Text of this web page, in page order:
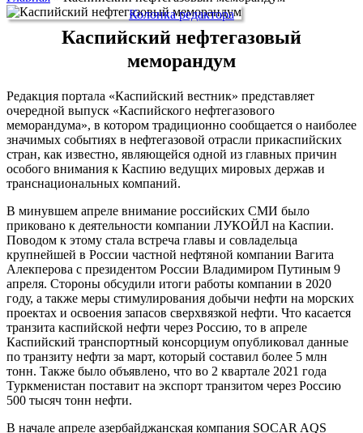
Колонка редактора
Каспийский нефтегазовый
меморандум
Редакция портала «Каспийский вестник» представляет
очередной выпуск «Каспийского нефтегазового
меморандума», в котором традиционно сообщается о наиболее
значимых событиях в нефтегазовой отрасли прикаспийских
стран, как известно, являющейся одной из главных причин
особого внимания к Каспию ведущих мировых держав и
транснациональных компаний.
В минувшем апреле внимание российских СМИ было
приковано к деятельности компании ЛУКОЙЛ на Каспии.
Поводом к этому стала встреча главы и совладельца
крупнейшей в России частной нефтяной компании Вагита
Алекперова с президентом России Владимиром Путиным 9
апреля. Стороны обсудили итоги работы компании в 2020
году, а также меры стимулирования добычи нефти на морских
проектах и освоения запасов сверхвязкой нефти. Что касается
транзита каспийской нефти через Россию, то в апреле
Каспийский транспортный консорциум опубликовал данные
по транзиту нефти за март, который составил более 5 млн
тонн. Также было объявлено, что во 2 квартале 2021 года
Туркменистан поставит на экспорт транзитом через Россию
500 тысяч тонн нефти.
В начале апреле азербайджанская компания SOCAR AQS